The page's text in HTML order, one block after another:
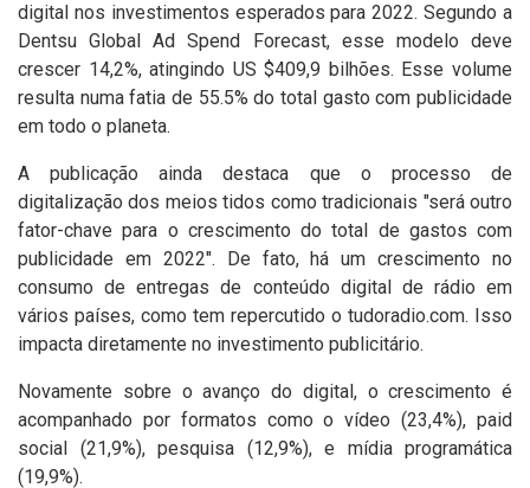
digital nos investimentos esperados para 2022. Segundo a
Dentsu Global Ad Spend Forecast, esse modelo deve
crescer 14,2%, atingindo US $409,9 bilhões. Esse volume
resulta numa fatia de 55.5% do total gasto com publicidade
em todo o planeta.
A publicação ainda destaca que o processo de
digitalização dos meios tidos como tradicionais "será outro
fator-chave para o crescimento do total de gastos com
publicidade em 2022". De fato, há um crescimento no
consumo de entregas de conteúdo digital de rádio em
vários países, como tem repercutido o tudoradio.com. Isso
impacta diretamente no investimento publicitário.
Novamente sobre o avanço do digital, o crescimento é
acompanhado por formatos como o vídeo (23,4%), paid
social (21,9%), pesquisa (12,9%), e mídia programática
(19,9%).